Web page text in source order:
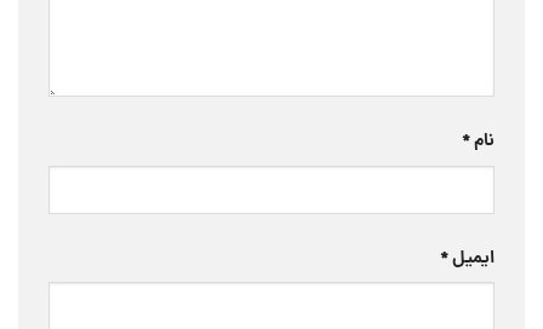
نام*
ایمیل*